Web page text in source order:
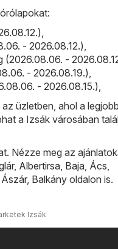
- 2026.08.12.)
-
- 2026.08.19.)
- 2026.08.15.)
üzletben, ahol a
a Izsák városában
Nézze meg az
, Albertirsa Baja Ács
Ászár, Balkány oldalon is.
Izsák